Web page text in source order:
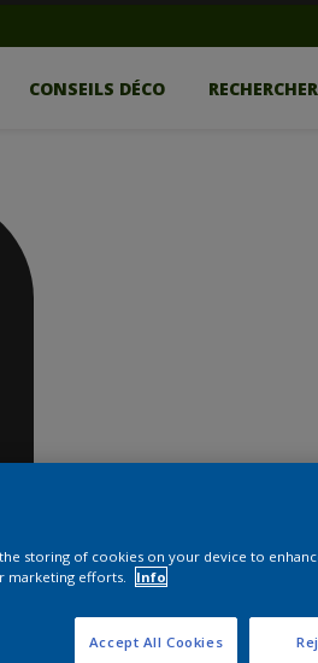
CONSEILS DÉCO
storing of cookies on your device to
marketing efforts.
Info
Accept All Cookies